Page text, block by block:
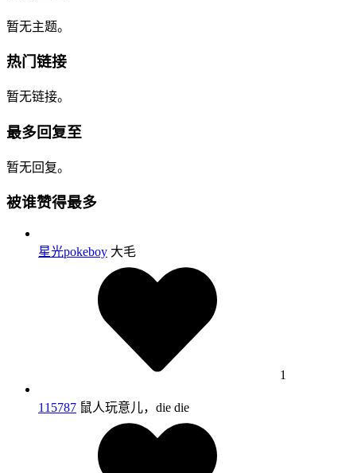
暂无主题。
热门链接
暂无链接。
最多回复至
暂无回复。
被谁赞得最多
星光pokeboy 大毛
1
115787 鼠人玩意儿，die die